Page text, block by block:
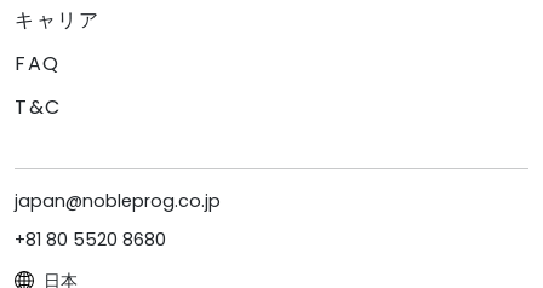
キャリア
FAQ
T&C
japan@nobleprog.co.jp
+81 80 5520 8680
日本